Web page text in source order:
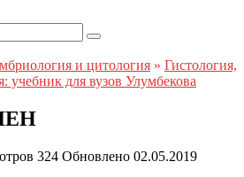
и цитология » Гистология,
учебник для вузов Улумбекова
324 Обновлено 02.05.2019